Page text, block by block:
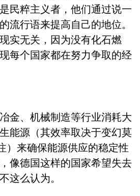
民粹主义者，他们通过说一
流行语来提高自己的地位。
实无关，因为没有化石燃
每个国家都在努力争取的经
金、机械制造等行业消耗大
能源（其效率取决于变幻莫
）来确保能源供应的稳定性
像德国这样的国家希望失去
这么认为。